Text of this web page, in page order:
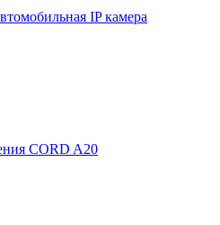
IP камера
CORD A20